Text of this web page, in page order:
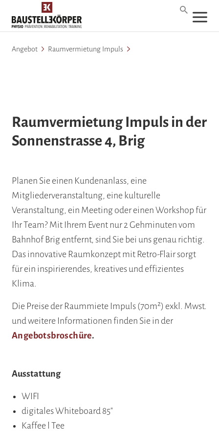
Angebot Raumvermietung Impuls
Raumvermietung Impuls in der
Sonnenstrasse 4, Brig
Planen Sie einen Kundenanlass, eine
Mitgliederveranstaltung, eine kulturelle
Veranstaltung, ein Meeting oder einen Workshop für
Ihr Team? Mit Ihrem Event nur 2 Gehminuten vom
Bahnhof Brig entfernt, sind Sie bei uns genau richtig.
Das innovative Raumkonzept mit Retro-Flair sorgt
für ein inspirierendes, kreatives und effizientes
Klima.
Die Preise der Raummiete Impuls (70m²) exkl. Mwst.
und weitere Informationen finden Sie in der
Angebotsbroschüre.
Ausstattung
WIFI
digitales Whiteboard 85"
Kaffee l Tee